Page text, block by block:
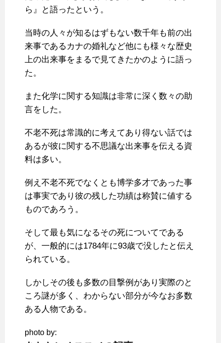
ら』と語ったという。
当時の人々が知るはずもない数千年も前の出
来事であるカナの婚礼など他にも様々な歴史
上の出来事をまるで見てきたかのように語っ
た。
また化学に関する知識は非常に深く数々の助
言をした。
不老不死は常識的に考えてあり得ない話では
あるが彼に関する不思議な出来事を伝える資
料は多い。
例え不老不死でなくとも博学多才であった事
は事実であり彼の残した功績は称賛に値する
ものであろう。
そして最も気になるその死についてである
が、一般的には1784年に93歳で没したと伝え
られている。
しかしその後も多数の目撃例があり実際のと
ころ謎が多く、わからない部分が今なお多数
ある人物である。
photo by: